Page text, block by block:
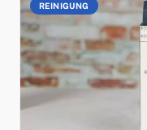
REINIGUNG